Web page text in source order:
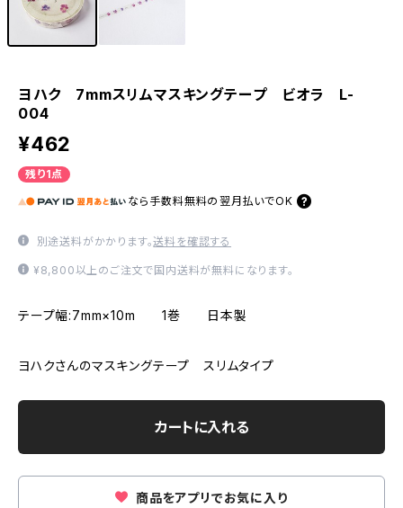
ヨハク 7mmスリムマスキングテープ ビオラ L-
004
¥462
残り1点
なら 手数料無料の 翌月払いでOK
別途送料がかかります。送料を確認する
¥8,800以上のご注文で国内送料が無料になります。
テープ幅:7mm×10m 1巻 日本製
ヨハクさんのマスキングテープ スリムタイプ
カートに入れる
商品をアプリでお気に入り